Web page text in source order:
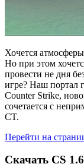
Хочется
Но при этом
провести не дня
игре? Наш портал
Counter Strike,
сочетается с
CT.
Перейти на
Cкачать CS